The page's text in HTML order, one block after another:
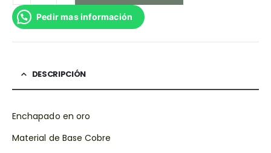
Pedir mas información
DESCRIPCIÓN
Enchapado en oro
Material de Base Cobre